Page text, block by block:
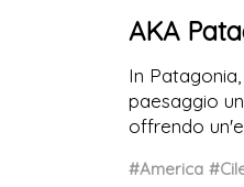
AKA
In Patagonia,
paesaggio
offrendo
#America